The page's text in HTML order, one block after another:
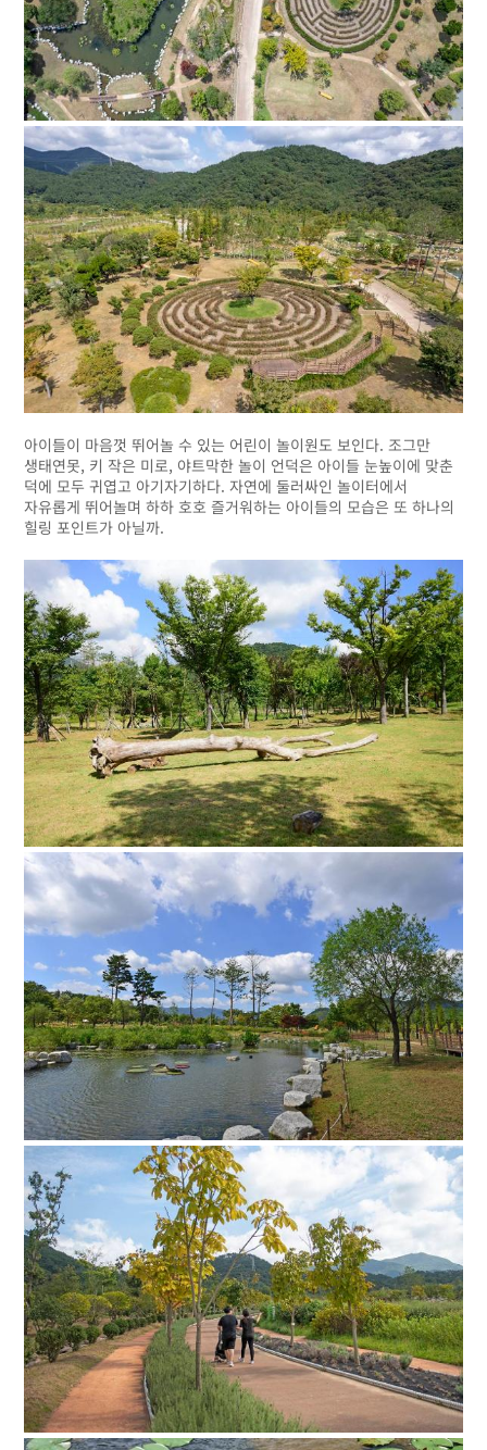
아이들이 마음껏 뛰어놀 수 있는 어린이 놀이원도 보인다. 조그만
생태연못, 키 작은 미로, 야트막한 놀이 언덕은 아이들 눈높이에 맞춘
덕에 모두 귀엽고 아기자기하다. 자연에 둘러싸인 놀이터에서
자유롭게 뛰어놀며 하하 호호 즐거워하는 아이들의 모습은 또 하나의
힐링 포인트가 아닐까.